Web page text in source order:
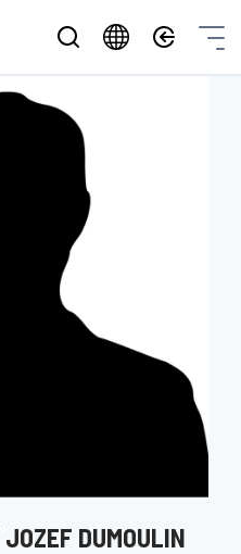
DUMOULIN